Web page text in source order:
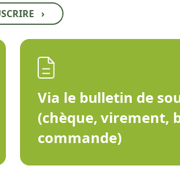
›
Via le bulletin de
(chèque, virement,
commande)